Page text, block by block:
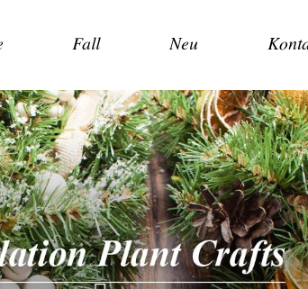
Fall Neu